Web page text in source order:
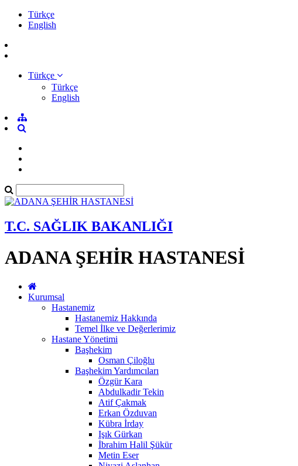
Türkçe
English
Türkçe
Türkçe
English
T.C. SAĞLIK BAKANLIĞI
ADANA ŞEHİR HASTANESİ
Kurumsal
Hastanemiz
Hastanemiz Hakkında
Temel İlke ve Değerlerimiz
Hastane Yönetimi
Başhekim
Osman Çiloğlu
Başhekim Yardımcıları
Özgür Kara
Abdulkadir Tekin
Atif Çakmak
Erkan Özduvan
Kübra İrday
Işık Gürkan
İbrahim Halil Şükür
Metin Eser